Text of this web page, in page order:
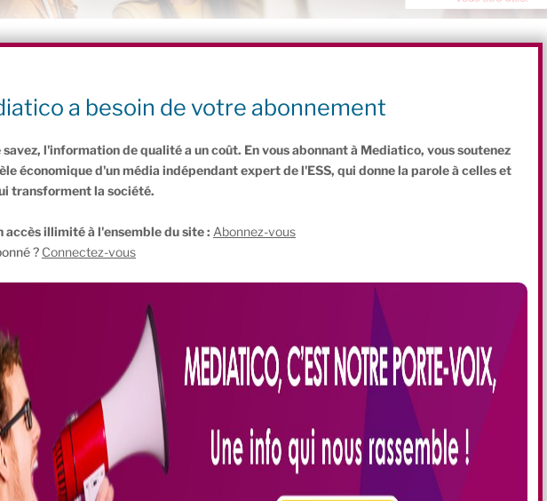
1er juillet, à Ground Control à Paris,TEK4liferéhabilite donc Arthur Cecil Pigou en organisant une
au programme
a besoin de votre abonnement
savez, l'information de qualité a un coût. En vous abonnant à Mediatico, vous soutenez
économique d'un média indépendant expert de l'ESS, qui donne la parole à celles et
transforment la société.
accès illimité à l'ensemble du site : Abonnez-vous
? Connectez-vous